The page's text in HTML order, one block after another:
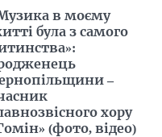
в моєму
була з самого
–
хору
(фото, відео)